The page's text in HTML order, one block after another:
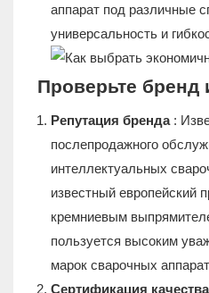
аппарат под различные
универсальность и
Проверьте бренд
Репутация бренда:
послепродажного
интеллектуальных
известный европейский
кремниевым
пользуется высоким
марок сварочных
Сертификация